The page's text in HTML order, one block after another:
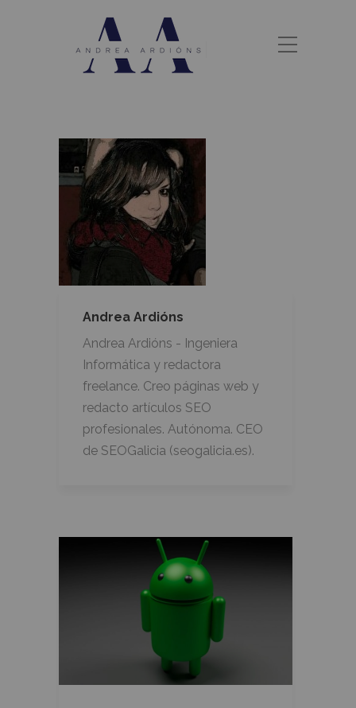
Andrea Ardións
Andrea Ardións - Ingeniera
Informática y redactora
freelance. Creo páginas web y
redacto artículos SEO
profesionales. Autónoma. CEO
de SEOGalicia (seogalicia.es).